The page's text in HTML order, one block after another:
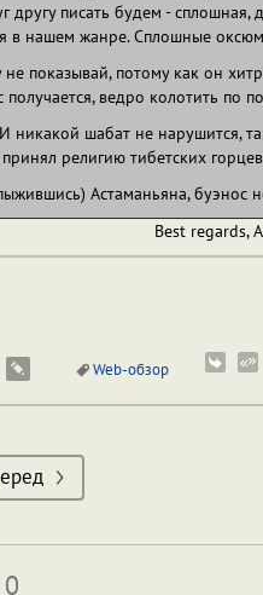
другу писать будем -
в нашем жанре. Сплошные
показывай, потому как он
получается, ведро колотить по
никакой шабат не нарушится,
религию тибетских
Астаманьяна, буэнос
Best regards,
Web-обзор
0